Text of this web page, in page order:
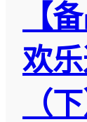
【
欢
（下